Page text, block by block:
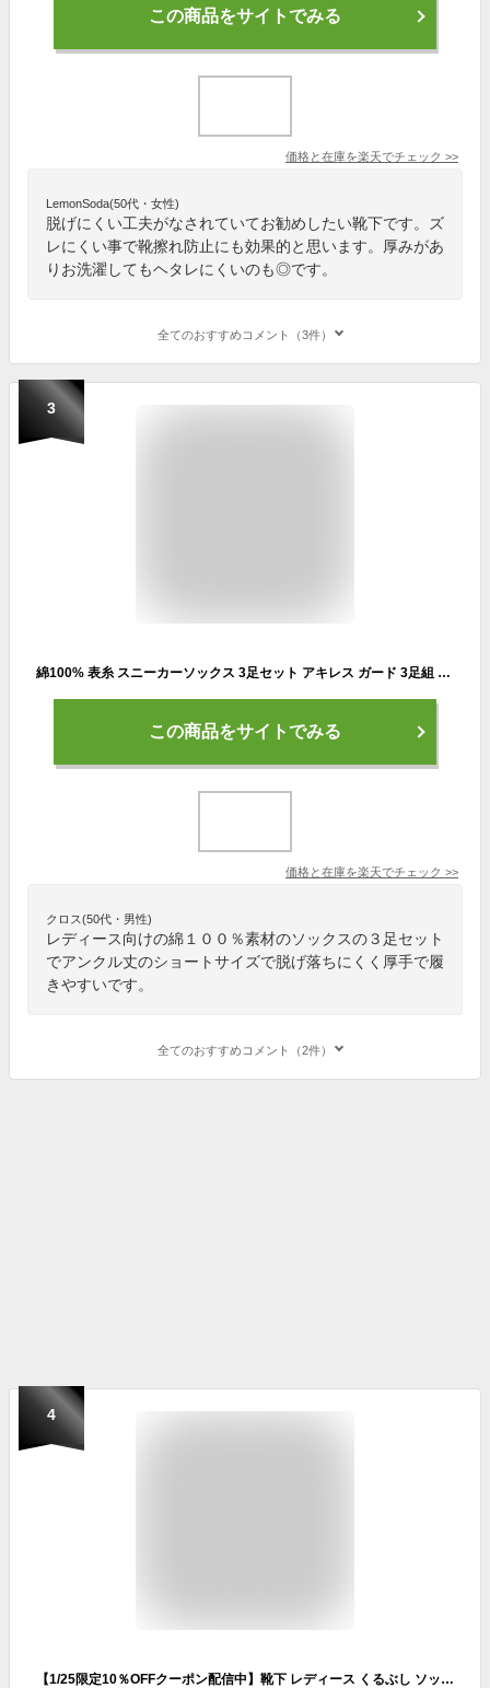
この商品をサイトでみる
価格と在庫を楽天でチェック >>
LemonSoda(50代・女性)
脱げにくい工夫がなされていてお勧めしたい靴下です。ズ
レにくい事で靴擦れ防止にも効果的と思います。厚みがあ
りお洗濯してもヘタレにくいのも◎です。
全てのおすすめコメント（3件）
3
綿100% 表糸 スニーカーソックス 3足セット アキレス ガード 3足組 ショート アンクル丈 くるぶし 綿 コットン 靴下 レディース 22cm-24cm 脱げない ずれない くつした くつ下 フットカバー カラー 春 夏 秋 冬 脱げにくい 学生 韓国 厚手 スポーツ ブルー イエロー 綿100
この商品をサイトでみる
価格と在庫を楽天でチェック >>
クロス(50代・男性)
レディース向けの綿１００％素材のソックスの３足セット
でアンクル丈のショートサイズで脱げ落ちにくく厚手で履
きやすいです。
全てのおすすめコメント（2件）
4
【1/25限定10％OFFクーポン配信中】靴下 レディース くるぶし ソックス スマイルソックス 7足セット スマイル おしゃれ かわいい カラフル 夏 秋 冬 春 ショートソックス パンプス コットン スニーカーソックス ビジネス 通気性 衝撃吸収 靴ずれ 防止